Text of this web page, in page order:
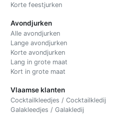
Korte feestjurken
Avondjurken
Alle avondjurken
Lange avondjurken
Korte avondjurken
Lang in grote maat
Kort in grote maat
Vlaamse klanten
Cocktailkleedjes / Cocktailkledij
Galakleedjes / Galakledij